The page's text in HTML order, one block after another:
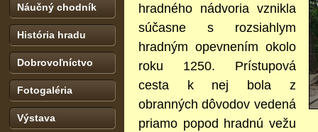
Náučný chodník
História hradu
Dobrovoľníctvo
Fotogaléria
Výstava
hradného nádvoria vznikla
súčasne s rozsiahlym
hradným opevnením okolo
roku 1250. Prístupová
cesta k nej bola z
obranných dôvodov vedená
priamo popod hradnú vežu